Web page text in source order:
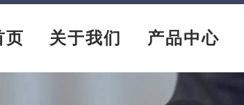
页 关于我们 产品中心